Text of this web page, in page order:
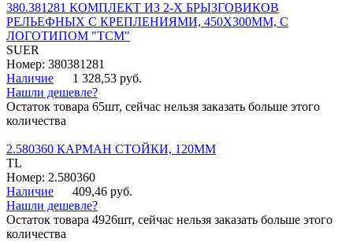
380.381281 КОМПЛЕКТ ИЗ 2-Х БРЫЗГОВИКОВ
РЕЛЬЕФНЫХ С КРЕПЛЕНИЯМИ, 450Х300ММ, С
ЛОГОТИПОМ "ТСМ"
SUER
Номер: 380381281
Наличие
1 328,53 руб.
Нашли дешевле?
Остаток товара 65шт, сейчас нельзя заказать больше этого
количества
2.580360 КАРМАН СТОЙКИ, 120ММ
TL
Номер: 2.580360
Наличие
409,46 руб.
Нашли дешевле?
Остаток товара 4926шт, сейчас нельзя заказать больше этого
количества